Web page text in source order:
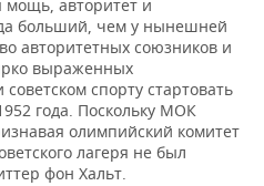
мощь, авторитет и
больший, чем у нынешней
авторитетных союзников и
выраженных
спорту стартовать
года. Поскольку МОК
олимпийский комитет
лагеря не был
фон Хальт.